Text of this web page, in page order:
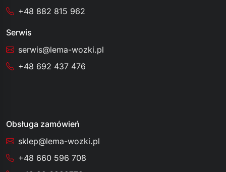
+48 882 815 962
Serwis
serwis@lema-wozki.pl
+48 692 437 476
Obsługa zamówień
sklep@lema-wozki.pl
+48 660 596 708